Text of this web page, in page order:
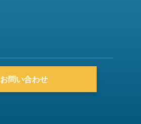
お問い合わせ